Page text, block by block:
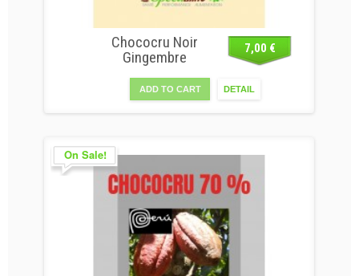
Chococru Noir
Gingembre
7,00 €
ADD TO CART DETAIL
On Sale!